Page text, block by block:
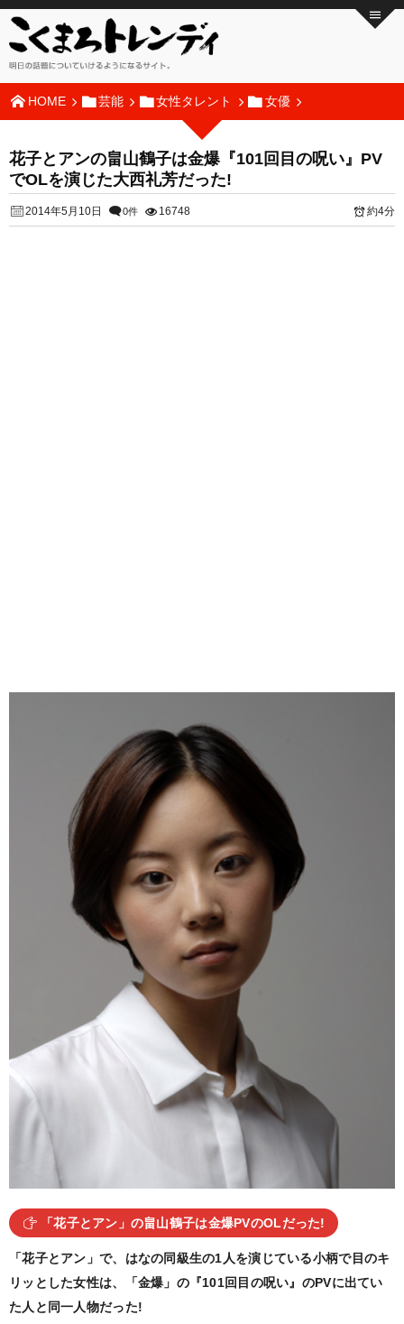
HOME 芸能 女性タレント 女優
花子とアンの畠山鶴子は金爆『101回目の呪い』PV
でOLを演じた大西礼芳だった!
2014年5月10日 0件 16748 約4分
「花子とアン」の畠山鶴子は金爆PVのOLだった!
「花子とアン」で、はなの同級生の1人を演じている小柄で目のキ
リッとした女性は、「金爆」の『101回目の呪い』のPVに出てい
た人と同一人物だった!